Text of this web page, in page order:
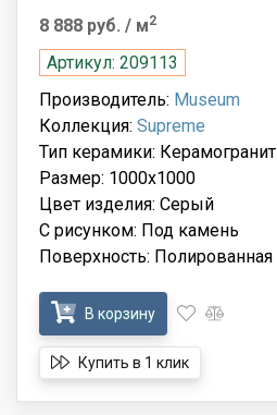
8 888 руб. / м2
Артикул: 209113
Производитель: Museum
Коллекция: Supreme
Тип керамики: Керамогранит
Размер: 1000x1000
Цвет изделия: Серый
С рисунком: Под камень
Поверхность: Полированная
В корзину
Купить в 1 клик